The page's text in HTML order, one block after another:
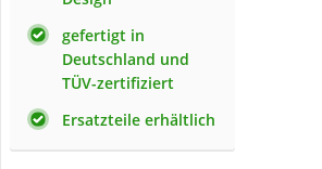
gefertigt in
Deutschland und
TÜV-zertifiziert
Ersatzteile erhältlich